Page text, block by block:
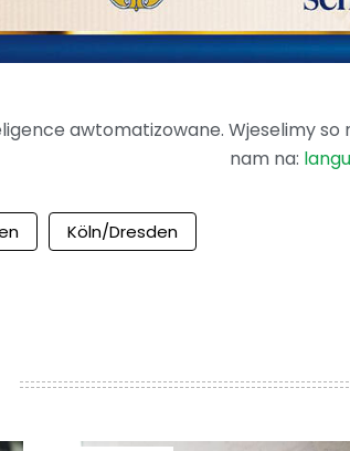
awtomatizowane. Wjeselimy
nam na:
Köln/Dresden